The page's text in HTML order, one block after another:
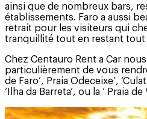
ainsi que de nombreux bars,
établissements. Faro a aussi
retrait pour les visiteurs qui
tranquillité tout en restant tout
Chez Centauro Rent a Car
particulièrement de vous
de Faro’, Praia Odeceixe’,
‘Ilha da Barreta’, ou la ‘ Praia